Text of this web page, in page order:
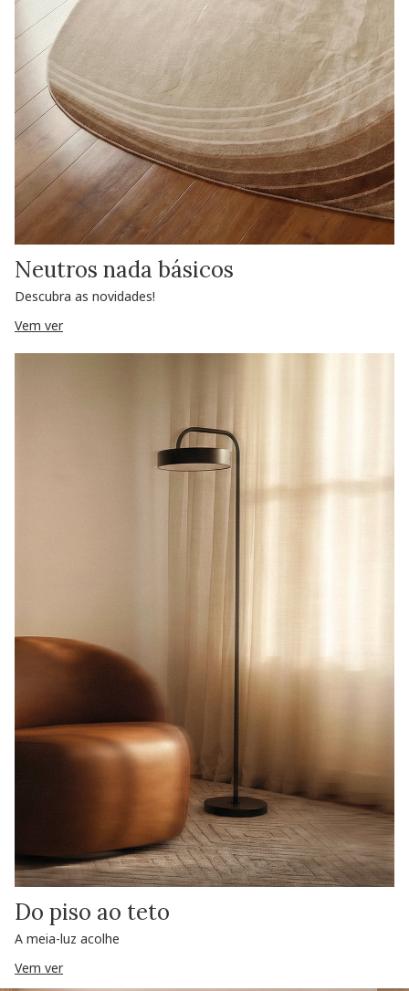
Neutros nada básicos
Descubra as novidades!
Vem ver
Do piso ao teto
A meia-luz acolhe
Vem ver